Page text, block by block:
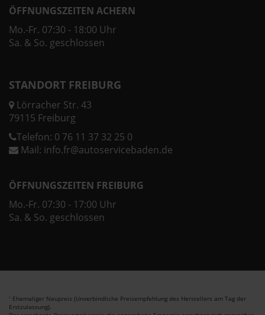
ÖFFNUNGSZEITEN ACHERN
Mo.-Fr. 07:30 - 18:00 Uhr
Sa. & So. geschlossen
STANDORT FREIBURG
Lörracher Str. 43
79115 Freiburg
Telefon: 0 76 11 37 32 25 0
Mail: info.fr@autoservicebaden.de
ÖFFNUNGSZEITEN FREIBURG
Mo.-Fr. 07:30 - 17:00 Uhr
Sa. & So. geschlossen
1 Ehemaliger Neupreis (Unverbindliche Preisempfehlung des Herstellers am Tag der
Erstzulassung).